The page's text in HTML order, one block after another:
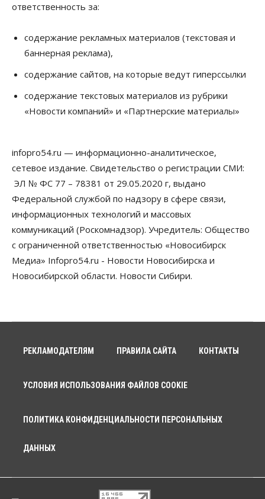
ответственность за:
содержание рекламных материалов (текстовая и
баннерная реклама),
содержание сайтов, на которые ведут гиперссылки
содержание текстовых материалов из рубрики
«Новости компаний» и «Партнерские материалы»
infopro54.ru — информационно-аналитическое,
сетевое издание. Свидетельство о регистрации СМИ:
ЭЛ № ФС 77 – 78381 от 29.05.2020 г, выдано
Федеральной службой по надзору в сфере связи,
информационных технологий и массовых
коммуникаций (Роскомнадзор). Учредитель: Общество
с ограниченной ответственностью «Новосибирск
Медиа» Infopro54.ru - Новости Новосибирска и
Новосибирской области. Новости Сибири.
РЕКЛАМОДАТЕЛЯМ ПРАВИЛА САЙТА КОНТАКТЫ
УСЛОВИЯ ИСПОЛЬЗОВАНИЯ ФАЙЛОВ COOKIE
ПОЛИТИКА КОНФИДЕНЦИАЛЬНОСТИ ПЕРСОНАЛЬНЫХ
ДАННЫХ